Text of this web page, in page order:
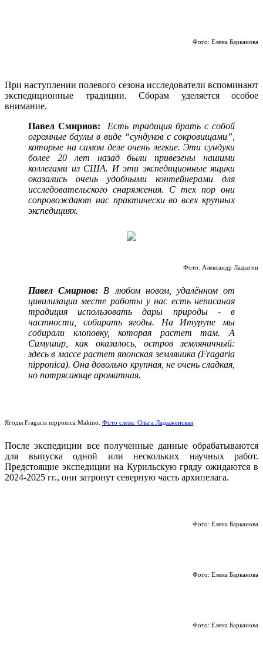
Фото: Елена Барканова
При наступлении полевого сезона исследователи вспоминают
экспедиционные традиции. Сборам уделяется особое
внимание.
Павел Смирнов:
Есть традиция брать с собой
огромные баулы в виде “сундуков с сокровищами”,
которые на самом деле очень легкие. Эти сундуки
более 20 лет назад были привезены нашими
коллегами из США. И эти экспедиционные ящики
оказались очень удобными контейнерами для
исследовательского снаряжения. С тех пор они
сопровождают нас практически во всех крупных
экспедициях.
Фото: Александр Ладыгин
Павел Смирнов: В любом новом, удалённом от
цивилизации месте работы у нас есть неписаная
традиция использовать дары природы - в
частности, собирать ягоды. На Итурупе мы
собирали клоповку, которая растет там. А
Симушир, как оказалось, остров земляничный:
здесь в массе растет японская земляника (Fragaria
nipponica). Она довольно крупная, не очень сладкая,
но потрясающе ароматная.
Ягоды Fragaria nipponica Makino. Фото слева: Ольга Ладыженская
После экспедиции все полученные данные обрабатываются
для выпуска одной или нескольких научных работ.
Предстоящие экспедиции на Курильскую гряду ожидаются в
2024-2025 гг., они затронут северную часть архипелага.
Фото: Елена Барканова
Фото: Елена Барканова
Фото: Елена Барканова